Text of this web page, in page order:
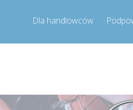
Dla handlowców
- piątek godz.